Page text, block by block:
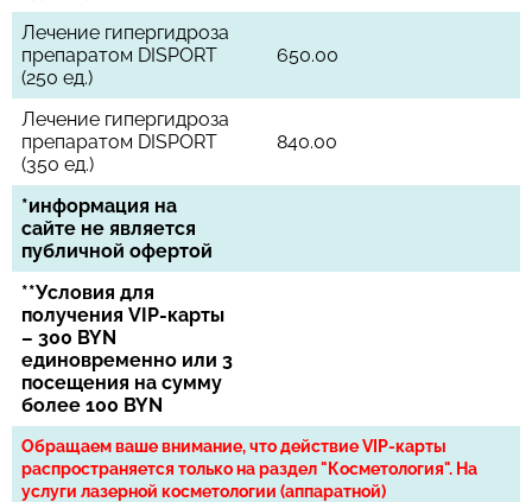
Лечение гипергидроза
препаратом DISPORT
(250 ед.)
650.00
Лечение гипергидроза
препаратом DISPORT
(350 ед.)
840.00
*информация на
сайте не является
публичной офертой
**Условия для
получения VIP-карты
– 300 BYN
единовременно или 3
посещения на сумму
более 100 BYN
Обращаем ваше внимание, что действие VIP-карты
распространяется только на раздел "Косметология". На
услуги лазерной косметологии (аппаратной)